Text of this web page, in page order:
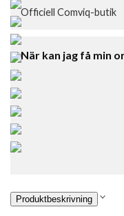
Officiell Comviq-butik
När kan jag få min
Produktbeskrivning